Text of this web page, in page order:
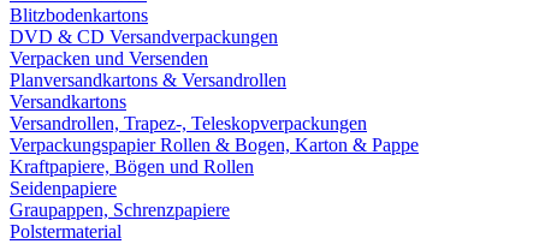
Blitzbodenkartons
DVD & CD Versandverpackungen
Verpacken und Versenden
Planversandkartons & Versandrollen
Versandkartons
Versandrollen, Trapez-, Teleskopverpackungen
Verpackungspapier Rollen & Bogen, Karton & Pappe
Kraftpapiere, Bögen und Rollen
Seidenpapiere
Graupappen, Schrenzpapiere
Polstermaterial